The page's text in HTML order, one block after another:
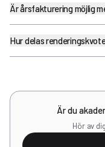
Är årsfakturering möjlig
Hur delas
Är du
Hör av